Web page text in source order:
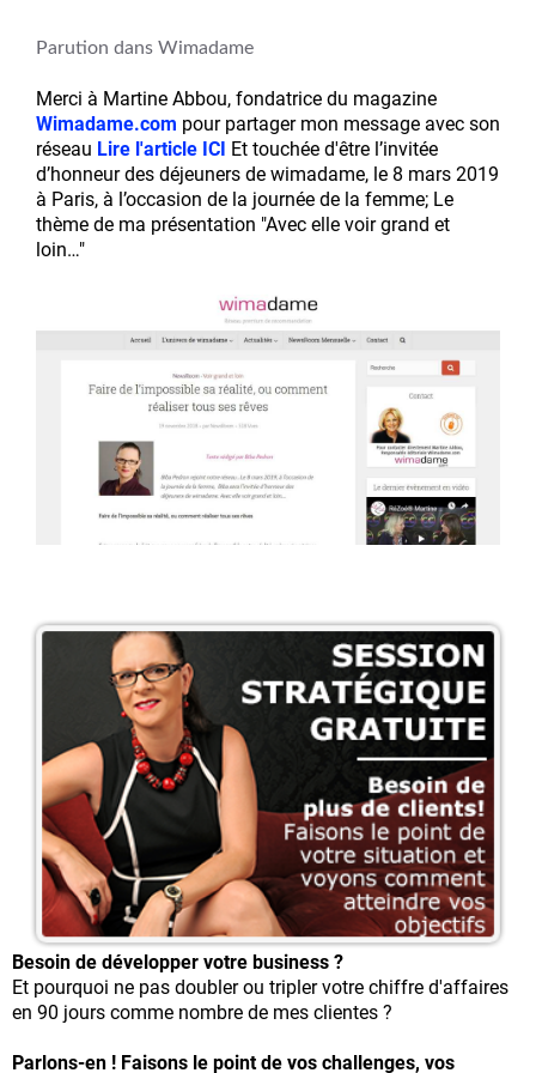
Parution dans Wimadame
Merci à Martine Abbou, fondatrice du magazine
Wimadame.com pour partager mon message avec son
réseau Lire l'article ICI Et touchée d'être l’invitée
d’honneur des déjeuners de wimadame, le 8 mars 2019
à Paris, à l’occasion de la journée de la femme; Le
thème de ma présentation "Avec elle voir grand et
loin…"
Besoin de développer votre business ?
Et pourquoi ne pas doubler ou tripler votre chiffre d'affaires
en 90 jours comme nombre de mes clientes ?
Parlons-en ! Faisons le point de vos challenges, vos